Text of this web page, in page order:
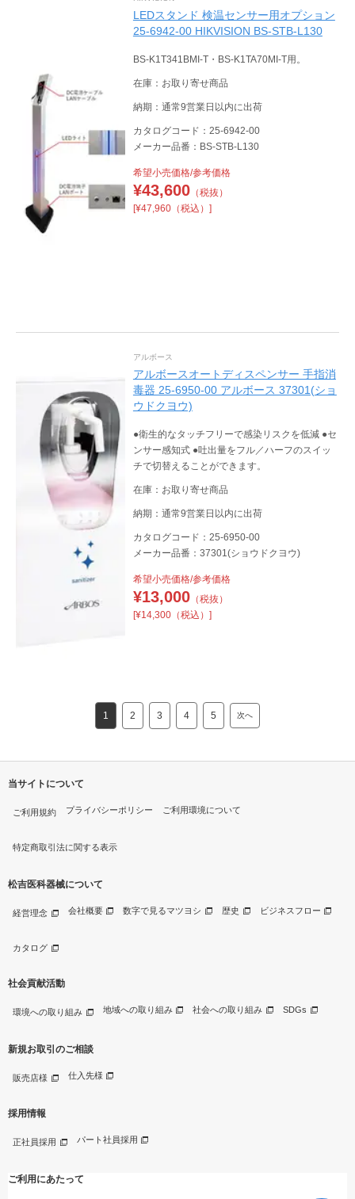
LEDスタンド 検温センサー用オプション
25-6942-00 HIKVISION BS-STB-L130
BS-K1T341BMI-T・BS-K1TA70MI-T用。
在庫：お取り寄せ商品
納期：通常9営業日以内に出荷
カタログコード：25-6942-00
メーカー品番：BS-STB-L130
希望小売価格/参考価格
¥43,600（税抜）
[¥47,960（税込）]
アルボース
アルボースオートディスペンサー 手指消
毒器 25-6950-00 アルボース 37301(ショ
ウドクヨウ)
●衛生的なタッチフリーで感染リスクを低減 ●セ
ンサー感知式 ●吐出量をフル／ハーフのスイッ
チで切替えることができます。
在庫：お取り寄せ商品
納期：通常9営業日以内に出荷
カタログコード：25-6950-00
メーカー品番：37301(ショウドクヨウ)
希望小売価格/参考価格
¥13,000（税抜）
[¥14,300（税込）]
1 2 3 4 5 次へ
当サイトについて
ご利用規約 プライバシーポリシー ご利用環境について
特定商取引法に関する表示
松吉医科器械について
経営理念 会社概要 数字で見るマツヨシ 歴史 ビジネスフロー
カタログ
社会貢献活動
環境への取り組み 地域への取り組み 社会への取り組み SDGs
新規お取引のご相談
販売店様 仕入先様
採用情報
正社員採用 パート社員採用
ご利用にあたって